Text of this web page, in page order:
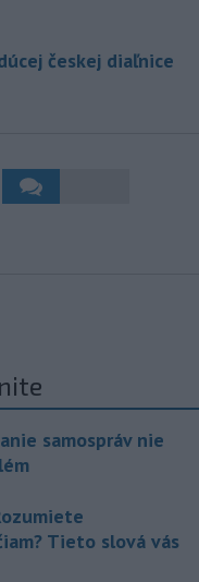
českej diaľnice
samospráv nie
Tieto slová vás